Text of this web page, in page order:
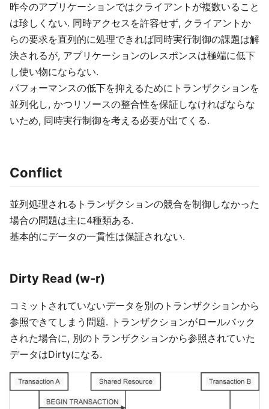
昨今のアプリケーションではクライアントが複数いること
は珍しくない. 同時アクセスを許容せず, クライアントか
らの要求を直列的に処理できれば同時実行制御の課題は解
決されるが, アプリケーションのレスポンスは極端に低下
し使い物にならない.
パフォーマンスの低下を抑えるためにトランザクションを
並列化し, かつリソースの整合性を保証しなければならな
いため, 同時実行制御を考える必要が出てくる.
Conflict
並列処理されるトランザクションの競合を制御しなかった
場合の問題は主に4種類ある.
基本的にデータの一貫性は保証されない.
Dirty Read (w-r)
コミットされていないデータを別のトランザクションから
参照できてしまう問題. トランザクションがロールバック
された場合に, 別のトランザクションから参照されていた
データはDirtyになる.